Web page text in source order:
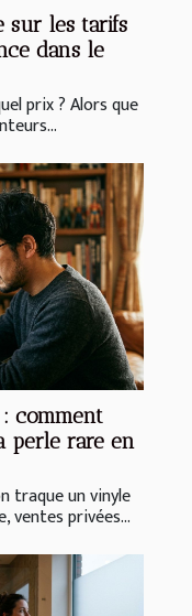
sur les tarifs
dans le
prix ? Alors que
comment
perle rare en
traque un vinyle
ventes privées...